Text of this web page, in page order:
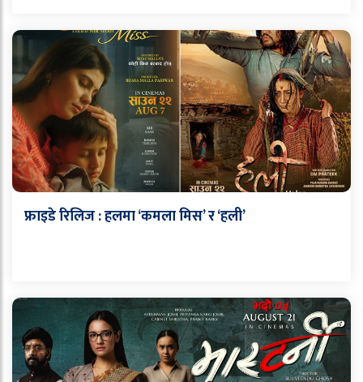
फ्राइडे रिलिज : हलमा ‘कमला मिस’ र ‘हली’